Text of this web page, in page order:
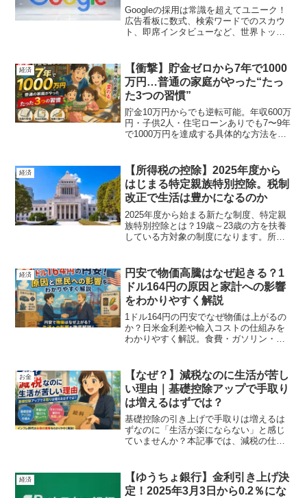
ス5選
Googleの採用は常識を超えてユニーク！
広告看板に数式、検索ワードでのスカウ
ト、即席インタビューなど、世界トップ
経済
【衝撃】貯金ゼロから7年で1000
万円…普通の家庭がやった“たっ
た3つの習慣”
貯金10万円からでも逆転可能。年収600万
円・子供2人・住宅ローンありでも7〜9年
で1000万円を達成する具体的な方法を徹
で、誰でも再現できる最短ルートがわか
る完全ガイド。
経済
【所得税の控除】2025年度から
はじまる特定親族特別控除。税制
改正で生活は豊かになるのか
2025年度から始まる新たな制度、特定親
族特別控除とは？19歳～23歳の方を扶養
している方対象の制度になります。所得
詳しく解説しています。
経済
円安で物価高騰はなぜ起きる？1
ドル164円の原因と家計への影響
をわかりやすく解説
1ドル164円の円安でなぜ物価は上がるの
か？日米金利差や輸入コストの仕組みを
わかりやすく解説。食費・ガソリン・生
お金
【なぜ？】減税なのに生活が苦し
い理由｜基礎控除アップで手取り
は増えるはずでは？
基礎控除の引き上げで手取りは増えるは
ずなのに「生活が楽にならない」と感じ
ていませんか？本記事では、減税の仕組
への影響まで具体的に理解できます。
経済
【ゆうちょ銀行】金利引き上げ決
定！2025年3月3日から0.2％にな